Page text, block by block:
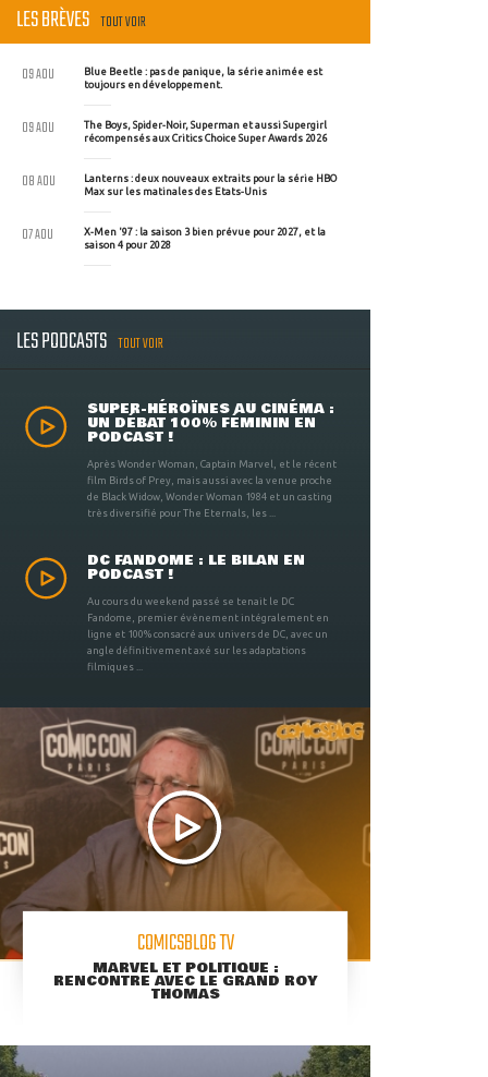
LES BRÈVES TOUT VOIR
Blue Beetle : pas de panique, la série animée est
toujours en développement.
09 AOU
The Boys, Spider-Noir, Superman et aussi Supergirl
récompensés aux Critics Choice Super Awards 2026
09 AOU
Lanterns : deux nouveaux extraits pour la série HBO
Max sur les matinales des Etats-Unis
08 AOU
X-Men '97 : la saison 3 bien prévue pour 2027, et la
saison 4 pour 2028
07 AOU
LES PODCASTS TOUT VOIR
SUPER-HÉROÏNES AU CINÉMA :
UN DÉBAT 100% FÉMININ EN
PODCAST !
Après Wonder Woman, Captain Marvel, et le récent
film Birds of Prey, mais aussi avec la venue proche
de Black Widow, Wonder Woman 1984 et un casting
très diversifié pour The Eternals, les ...
DC FANDOME : LE BILAN EN
PODCAST !
Au cours du weekend passé se tenait le DC
Fandome, premier évènement intégralement en
ligne et 100% consacré aux univers de DC, avec un
angle définitivement axé sur les adaptations
filmiques ...
COMICSBLOG TV
MARVEL ET POLITIQUE :
RENCONTRE AVEC LE GRAND ROY
THOMAS